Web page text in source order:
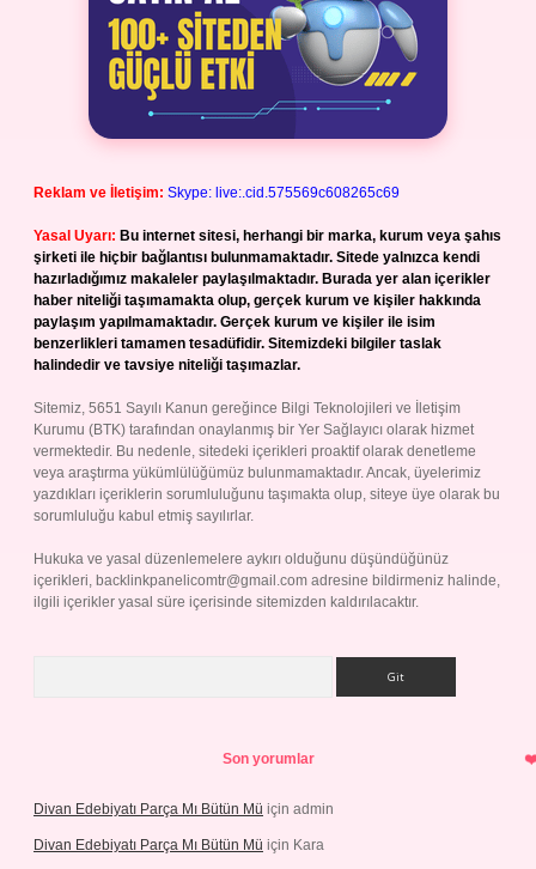
Reklam ve İletişim: Skype: live:.cid.575569c608265c69
Yasal Uyarı: Bu internet sitesi, herhangi bir marka, kurum veya şahıs
şirketi ile hiçbir bağlantısı bulunmamaktadır. Sitede yalnızca kendi
hazırladığımız makaleler paylaşılmaktadır. Burada yer alan içerikler
haber niteliği taşımamakta olup, gerçek kurum ve kişiler hakkında
paylaşım yapılmamaktadır. Gerçek kurum ve kişiler ile isim
benzerlikleri tamamen tesadüfidir. Sitemizdeki bilgiler taslak
halindedir ve tavsiye niteliği taşımazlar.
Sitemiz, 5651 Sayılı Kanun gereğince Bilgi Teknolojileri ve İletişim
Kurumu (BTK) tarafından onaylanmış bir Yer Sağlayıcı olarak hizmet
vermektedir. Bu nedenle, sitedeki içerikleri proaktif olarak denetleme
veya araştırma yükümlülüğümüz bulunmamaktadır. Ancak, üyelerimiz
yazdıkları içeriklerin sorumluluğunu taşımakta olup, siteye üye olarak bu
sorumluluğu kabul etmiş sayılırlar.
Hukuka ve yasal düzenlemelere aykırı olduğunu düşündüğünüz
içerikleri, backlinkpanelicomtr@gmail.com adresine bildirmeniz halinde,
ilgili içerikler yasal süre içerisinde sitemizden kaldırılacaktır.
Son yorumlar
Divan Edebiyatı Parça Mı Bütün Mü için admin
Divan Edebiyatı Parça Mı Bütün Mü için Kara